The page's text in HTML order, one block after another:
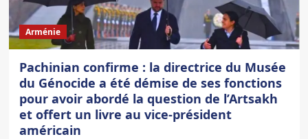
Arménie
Pachinian confirme : la directrice du Musée
du Génocide a été démise de ses fonctions
pour avoir abordé la question de l’Artsakh
et offert un livre au vice-président
américain